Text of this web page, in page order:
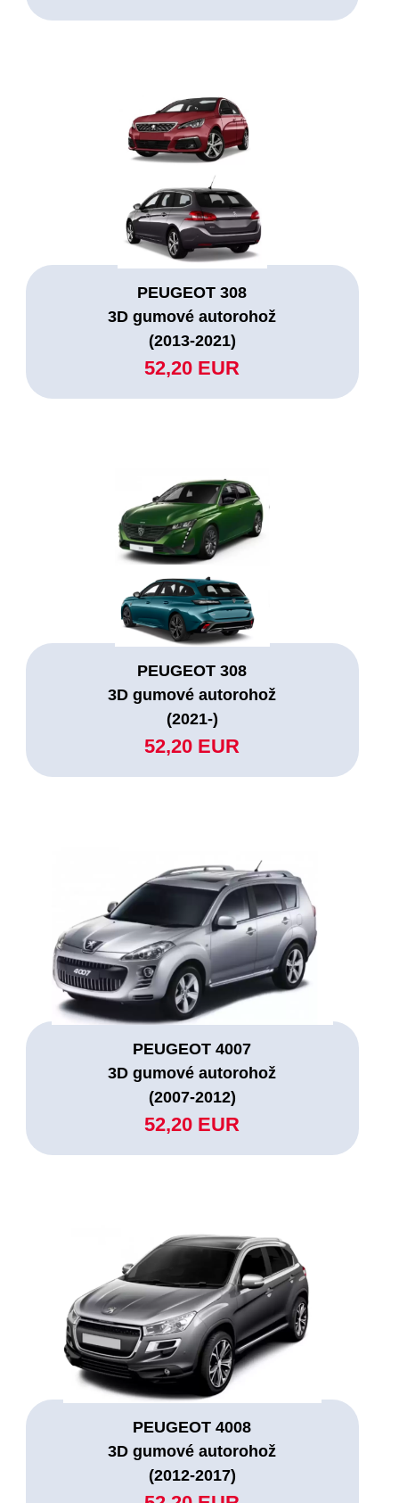
PEUGEOT 308
3D gumové autorohož
(2013-2021)
52,20 EUR
PEUGEOT 308
3D gumové autorohož
(2021-)
52,20 EUR
PEUGEOT 4007
3D gumové autorohož
(2007-2012)
52,20 EUR
PEUGEOT 4008
3D gumové autorohož
(2012-2017)